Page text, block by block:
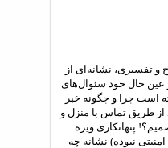
و تفسیری، نشانه‌ای از
عین حال خود سئوال‌های
است چرا و چگونه خبر
طریق تماس با منزل و
پنهانکاری ویژه
نبوده) نشانه چه